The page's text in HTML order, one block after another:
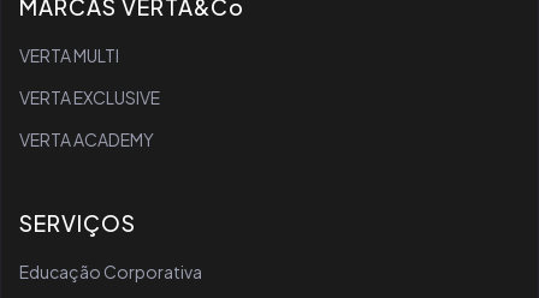
MARCAS VERTA&Co
VERTA MULTI
VERTA EXCLUSIVE
VERTA ACADEMY
SERVIÇOS
Educação Corporativa